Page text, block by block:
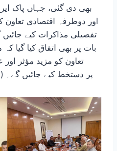
بھی دی گئی، جہاں پاک
اور دوطرفہ اقتصادی تعاون
تفصیلی مذاکرات کیے
بات پر بھی اتفاق کیا گیا
تعاون کو مزید مؤثر
مفاہمتی یادداشت (MoU) پر دستخط کیے جائیں گے۔